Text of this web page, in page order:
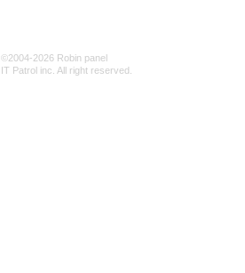
©2004-2026 Robin panel
IT Patrol inc. All right reserved.